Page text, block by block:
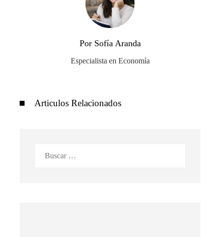
Por Sofía Aranda
Especialista en Economía
Articulos Relacionados